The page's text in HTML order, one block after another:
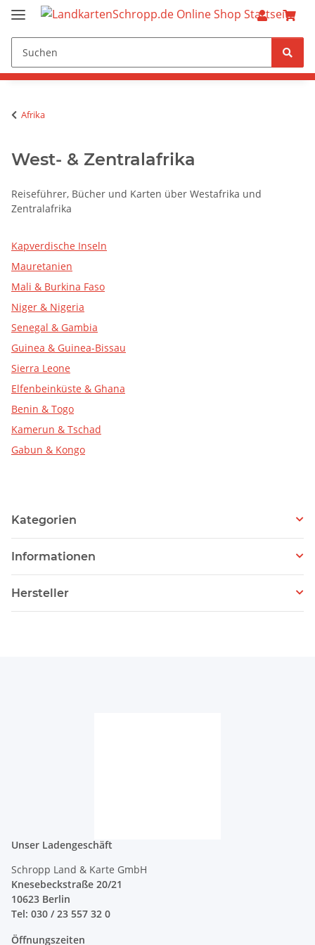
Afrika
West- & Zentralafrika
Reiseführer, Bücher und Karten über Westafrika und
Zentralafrika
Kapverdische Inseln
Mauretanien
Mali & Burkina Faso
Niger & Nigeria
Senegal & Gambia
Guinea & Guinea-Bissau
Sierra Leone
Elfenbeinküste & Ghana
Benin & Togo
Kamerun & Tschad
Gabun & Kongo
Kategorien
Informationen
Hersteller
Unser Ladengeschäft
Schropp Land & Karte GmbH
Knesebeckstraße 20/21
10623 Berlin
Tel: 030 / 23 557 32 0
Öffnungszeiten